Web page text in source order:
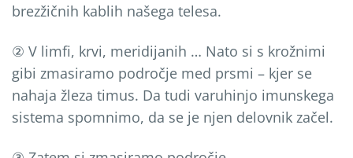
brezžičnih kablih našega telesa.
② V limfi, krvi, meridijanih … Nato si s krožnimi
gibi zmasiramo področje med prsmi – kjer se
nahaja žleza timus. Da tudi varuhinjo imunskega
sistema spomnimo, da se je njen delovnik začel.